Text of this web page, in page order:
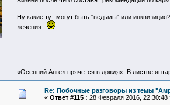
Ну какие тут могут быть "ведьмы" или
лечения.
«Осенний Ангел прячется в дождях. В листве
Re: Побочные разговоры из темы
« Ответ #115 : 28 Февраля 2016, 22:30:48